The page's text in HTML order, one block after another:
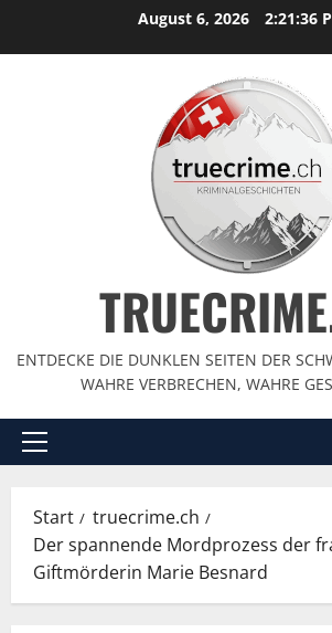
August 6, 2026 2:21:37
ENTDECKE DIE DUNKLEN SEITEN DER
WAHRE VERBRECHEN, WAHRE
Start
truecrime.ch
Der spannende Mordprozess der
Giftmörderin Marie Besnard